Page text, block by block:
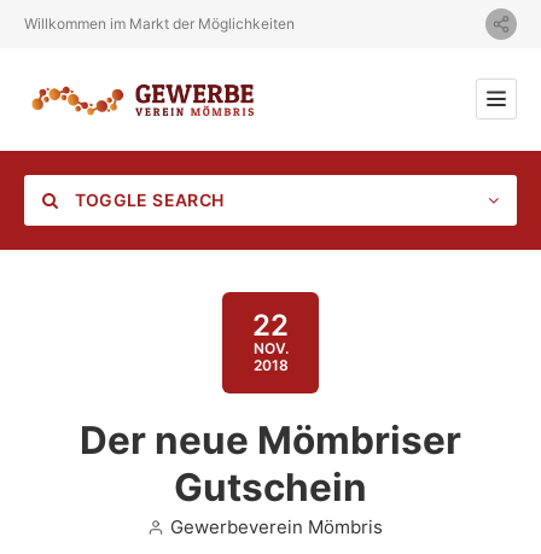
Willkommen im Markt der Möglichkeiten
TOGGLE SEARCH
Location
22
NOV.
2018
Der neue Mömbriser
Gutschein
Gewerbeverein Mömbris